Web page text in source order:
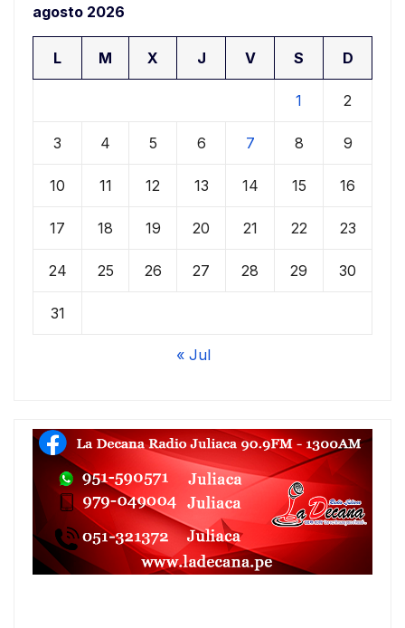
agosto 2026
L M X J V S D
1 2
3 4 5 6 7 8 9
10 11 12 13 14 15 16
17 18 19 20 21 22 23
24 25 26 27 28 29 30
31
« Jul